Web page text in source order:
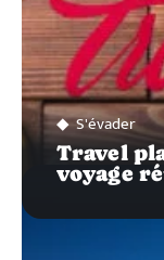
S'évader
Travel
voyage